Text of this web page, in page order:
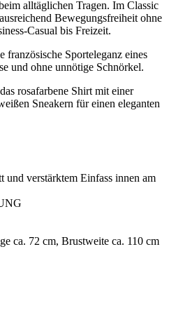
alltäglichen Tragen. Im Classic
Bewegungsfreiheit ohne
Casual bis Freizeit.
französische Sporteleganz eines
und ohne unnötige Schnörkel.
rosafarbene Shirt mit einer
Sneakern für einen eleganten
verstärktem Einfass innen am
ca. 72 cm, Brustweite ca. 110 cm